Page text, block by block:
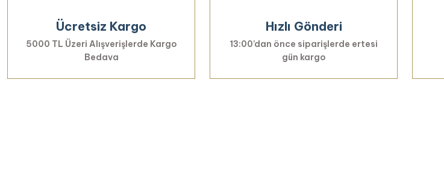
Ücretsiz Kargo
5000 TL Üzeri Alışverişlerde Kargo
Bedava
Hızlı Gönderi
13:00’dan önce siparişlerde ertesi
gün kargo